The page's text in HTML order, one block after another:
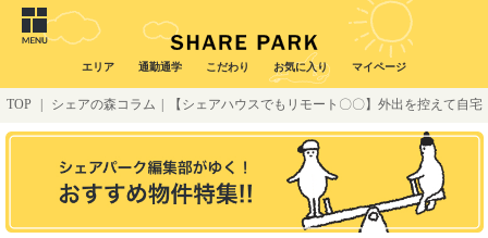
エリア 通勤通学 こだわり お気に入り マイページ
TOP シェアの森コラム 【シェアハウスでもリモート〇〇】外出を控えて自宅
でできるイベントを紹介